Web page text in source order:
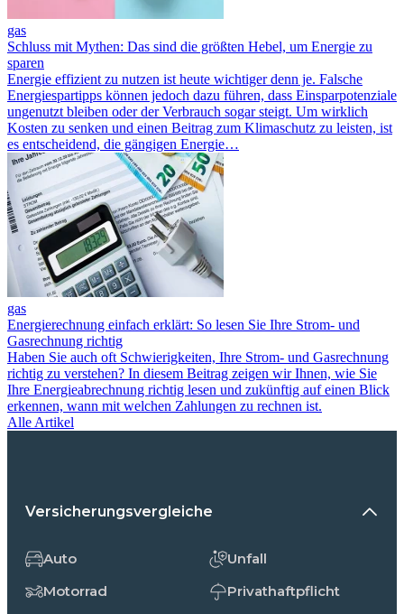
gas
Schluss mit Mythen: Das sind die größten Hebel, um Energie zu
sparen
Energie effizient zu nutzen ist heute wichtiger denn je. Falsche
Energiespartipps können jedoch dazu führen, dass Einsparpotenziale
ungenutzt bleiben oder der Verbrauch sogar steigt. Um wirklich
Kosten zu senken und einen Beitrag zum Klimaschutz zu leisten, ist
es entscheidend, die gängigen Energie…
gas
Energierechnung einfach erklärt: So lesen Sie Ihre Strom- und
Gasrechnung richtig
Haben Sie auch oft Schwierigkeiten, Ihre Strom- und Gasrechnung
richtig zu verstehen? In diesem Beitrag zeigen wir Ihnen, wie Sie
Ihre Energieabrechnung richtig lesen und zukünftig auf einen Blick
erkennen, wann mit welchen Zahlungen zu rechnen ist.
Alle Artikel
Versicherungsvergleiche
Auto
Motorrad
Unfall
Privathaftpflicht